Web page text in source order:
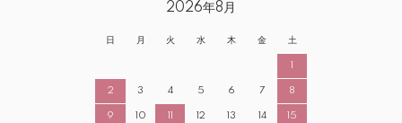
2026年8月
日 月 火 水 木 金 土
2 3 4 5 6 7 8
9 10 12 13 14 15